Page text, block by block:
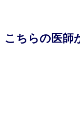
こちらの医師